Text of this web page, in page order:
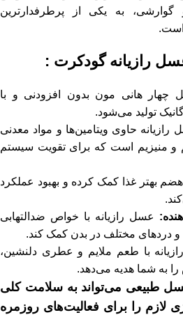
و گوارشی، به یکی از پرطرفدارترین
رازیانه گودکرت :
هانی مون بدون افزودنی و با
تولید می‌شود.
رازیانه حاوی ویتامین‌ها و مواد معدنی
و منیزیم است که برای تقویت سیستم
بهتر غذا کمک کرده و بهبود عملکرد
عسل رازیانه با خواص ضدالتهابی
و دردهای مختلف در بدن کمک کند.
با طعم ملایم و عطری دلنشین،
به شما هدیه می‌دهد.
طبیعی می‌تواند به سلامت کلی
لازم را برای فعالیت‌های روزمره